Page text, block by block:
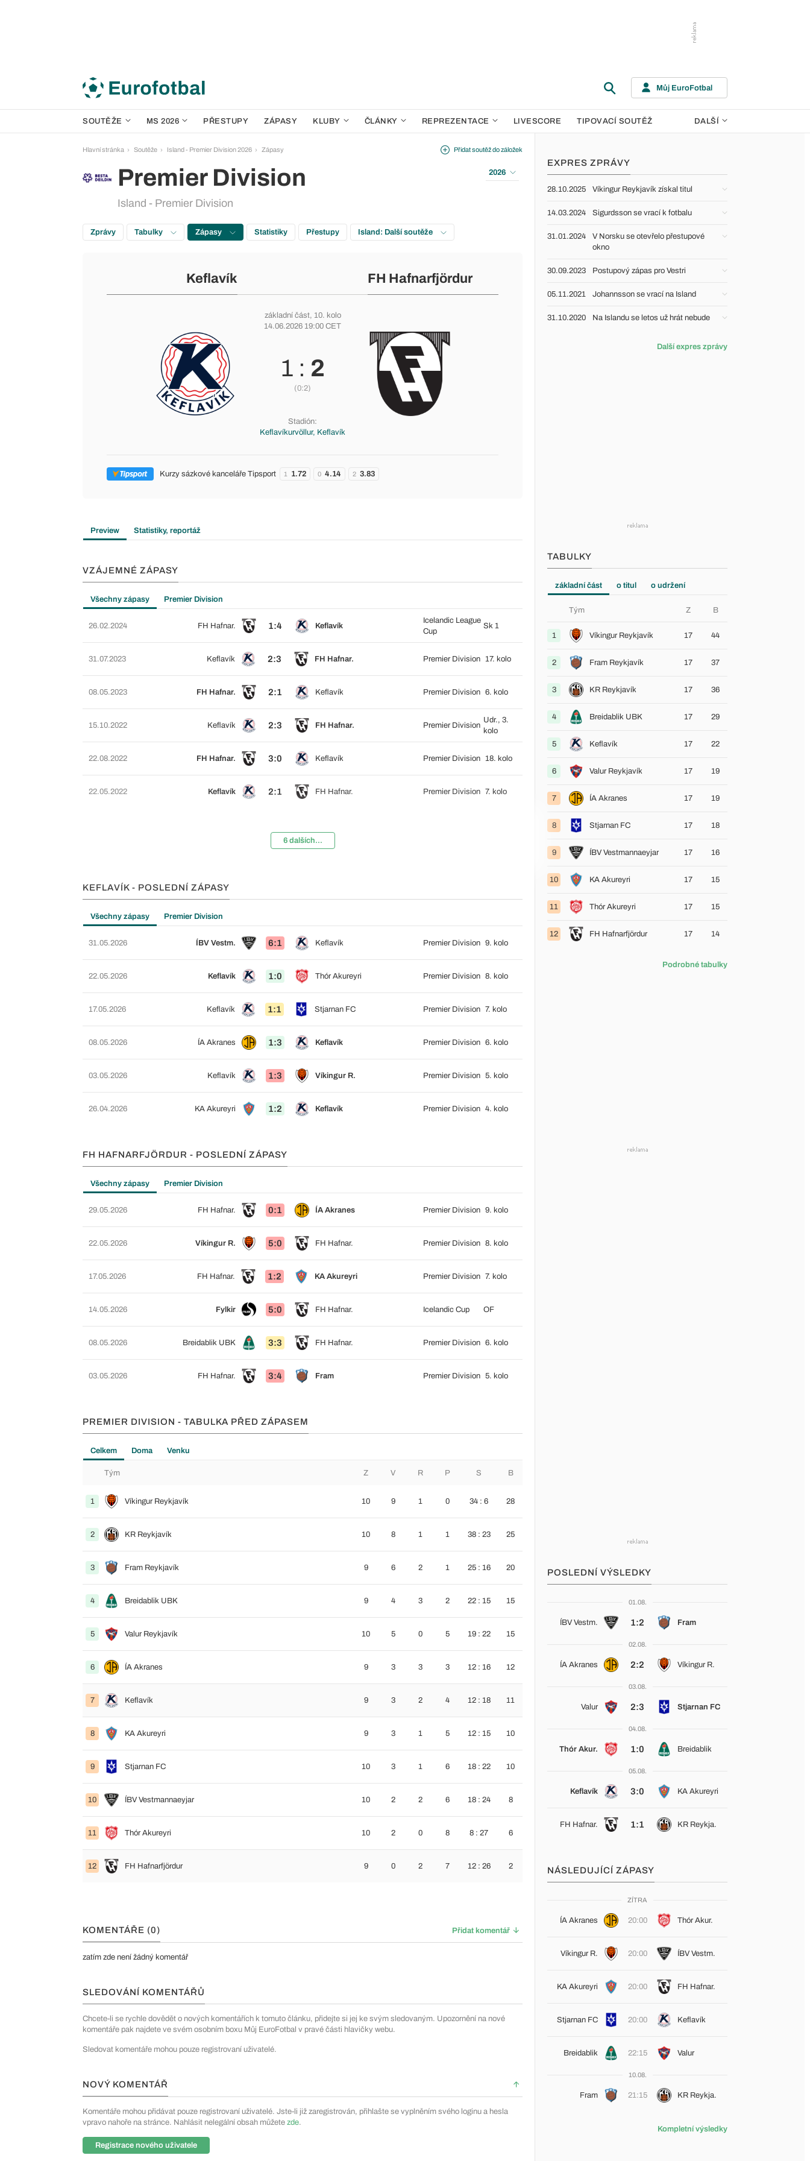
Můj EuroFotbal
SOUTĚŽE MS 2026 PŘESTUPY ZÁPASY KLUBY ČLÁNKY REPREZENTACE LIVESCORE TIPOVACÍ SOUTĚŽ DALŠÍ
Hlavní stránka Soutěže Island - Premier Division 2026 Zápasy
Premier Division
Island - Premier Division
Přidat soutěž do záložek
2026
Zprávy Tabulky Zápasy Statistiky Přestupy Island: Další soutěže
Keflavík FH Hafnarfjördur
základní část, 10. kolo
14.06.2026 19:00 CET
1 : 2
(0:2)
Stadión:
Keflavíkurvöllur, Keflavík
Kurzy sázkové kanceláře Tipsport 1 1.72 0 4.14 2 3.83
Preview Statistiky, reportáž
VZÁJEMNÉ ZÁPASY
Všechny zápasy Premier Division
26.02.2024 FH Hafnar. 1:4 Keflavík
Icelandic League
Cup
Sk 1
31.07.2023 Keflavík 2:3 FH Hafnar. Premier Division 17. kolo
08.05.2023 FH Hafnar. 2:1 Keflavík Premier Division 6. kolo
15.10.2022 Keflavík 2:3 FH Hafnar. Premier Division
Udr., 3.
kolo
22.08.2022 FH Hafnar. 3:0 Keflavík Premier Division 18. kolo
22.05.2022 Keflavík 2:1 FH Hafnar. Premier Division 7. kolo
6 dalších...
KEFLAVÍK - POSLEDNÍ ZÁPASY
Všechny zápasy Premier Division
31.05.2026 ÍBV Vestm. 6:1 Keflavík Premier Division 9. kolo
22.05.2026 Keflavík 1:0 Thór Akureyri Premier Division 8. kolo
17.05.2026 Keflavík 1:1 Stjarnan FC Premier Division 7. kolo
08.05.2026 ÍA Akranes 1:3 Keflavík Premier Division 6. kolo
03.05.2026 Keflavík 1:3 Víkingur R. Premier Division 5. kolo
26.04.2026 KA Akureyri 1:2 Keflavík Premier Division 4. kolo
FH HAFNARFJÖRDUR - POSLEDNÍ ZÁPASY
Všechny zápasy Premier Division
29.05.2026 FH Hafnar. 0:1 ÍA Akranes Premier Division 9. kolo
22.05.2026 Víkingur R. 5:0 FH Hafnar. Premier Division 8. kolo
17.05.2026 FH Hafnar. 1:2 KA Akureyri Premier Division 7. kolo
14.05.2026 Fylkir 5:0 FH Hafnar. Icelandic Cup OF
08.05.2026 Breidablik UBK 3:3 FH Hafnar. Premier Division 6. kolo
03.05.2026 FH Hafnar. 3:4 Fram Premier Division 5. kolo
PREMIER DIVISION - TABULKA PŘED ZÁPASEM
Celkem Doma Venku
Tým Z V R P S B
1 Víkingur Reykjavík 10 9 1 0 34 : 6 28
2 KR Reykjavík 10 8 1 1 38 : 23 25
3 Fram Reykjavík 9 6 2 1 25 : 16 20
4 Breidablik UBK 9 4 3 2 22 : 15 15
5 Valur Reykjavík 10 5 0 5 19 : 22 15
6 ÍA Akranes 9 3 3 3 12 : 16 12
7 Keflavík 9 3 2 4 12 : 18 11
8 KA Akureyri 9 3 1 5 12 : 15 10
9 Stjarnan FC 10 3 1 6 18 : 22 10
10 ÍBV Vestmannaeyjar 10 2 2 6 18 : 24 8
11 Thór Akureyri 10 2 0 8 8 : 27 6
12 FH Hafnarfjördur 9 0 2 7 12 : 26 2
KOMENTÁŘE (0) Přidat komentář
zatím zde není žádný komentář
SLEDOVÁNÍ KOMENTÁŘŮ
Chcete-li se rychle dovědět o nových komentářích k tomuto článku, přidejte si jej ke svým sledovaným. Upozornění na nové
komentáře pak najdete ve svém osobním boxu Můj EuroFotbal v pravé části hlavičky webu.
Sledovat komentáře mohou pouze registrovaní uživatelé.
NOVÝ KOMENTÁŘ
Komentáře mohou přidávat pouze registrovaní uživatelé. Jste-li již zaregistrován, přihlašte se vyplněním svého loginu a hesla
vpravo nahoře na stránce. Nahlásit nelegální obsah můžete zde.
Registrace nového uživatele
EXPRES ZPRÁVY
28.10.2025 Víkingur Reykjavík získal titul
14.03.2024 Sigurdsson se vrací k fotbalu
31.01.2024
V Norsku se otevřelo přestupové
okno
30.09.2023 Postupový zápas pro Vestri
05.11.2021 Johannsson se vrací na Island
31.10.2020 Na Islandu se letos už hrát nebude
Další expres zprávy
TABULKY
základní část o titul o udržení
Tým Z B
1 Víkingur Reykjavík 17 44
2 Fram Reykjavík 17 37
3 KR Reykjavík 17 36
4 Breidablik UBK 17 29
5 Keflavík 17 22
6 Valur Reykjavík 17 19
7 ÍA Akranes 17 19
8 Stjarnan FC 17 18
9 ÍBV Vestmannaeyjar 17 16
10 KA Akureyri 17 15
11 Thór Akureyri 17 15
12 FH Hafnarfjördur 17 14
Podrobné tabulky
POSLEDNÍ VÝSLEDKY
01.08.
ÍBV Vestm. 1:2 Fram
02.08.
ÍA Akranes 2:2 Víkingur R.
03.08.
Valur 2:3 Stjarnan FC
04.08.
Thór Akur. 1:0 Breidablik
05.08.
Keflavík 3:0 KA Akureyri
FH Hafnar. 1:1 KR Reykja.
NÁSLEDUJÍCÍ ZÁPASY
ZÍTRA
ÍA Akranes 20:00 Thór Akur.
Víkingur R. 20:00 ÍBV Vestm.
KA Akureyri 20:00 FH Hafnar.
Stjarnan FC 20:00 Keflavík
Breidablik 22:15 Valur
10.08.
Fram 21:15 KR Reykja.
Kompletní výsledky